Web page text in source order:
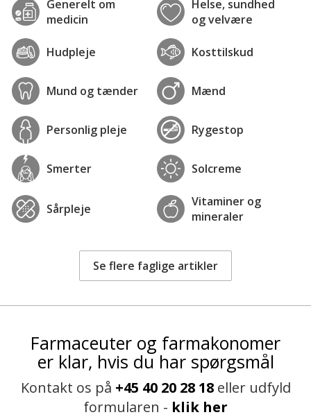
Generelt om
medicin
Helse, sundhed
og velvære
Hudpleje Kosttilskud
Mund og tænder Mænd
Personlig pleje Rygestop
Smerter Solcreme
Sårpleje
Vitaminer og
mineraler
Se flere faglige artikler
Farmaceuter og farmakonomer
er klar, hvis du har spørgsmål
Kontakt os på +45 40 20 28 18eller udfyld
formularen - klik her